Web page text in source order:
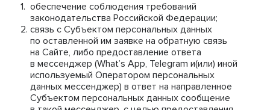
обеспечение соблюдения требований
законодательства Российской Федерации;
связь с Субъектом персональных данных
по оставленной им заявке на обратную связь
на Сайте, либо предоставление ответа
в мессенджер (What’s App, Telegram и(или) иной
используемый Оператором персональных
данных мессенджер) в ответ на направленное
Субъектом персональных данных сообщение